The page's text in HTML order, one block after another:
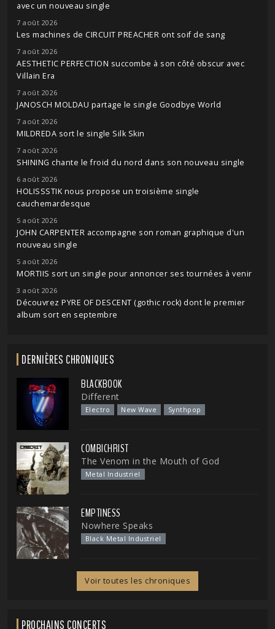
avec un nouveau single
7 août 2026
Les machines de CIRCUIT PREACHER ont soif de sang
7 août 2026
AESTHETIC PERFECTION succombe à son côté obscur avec
Villain Era
7 août 2026
JANOSCH MOLDAU partage le single Goodbye World
7 août 2026
MILDREDA sort le single Silk Skin
7 août 2026
SHINING chante le froid du nord dans son nouveau single
6 août 2026
HOLISSSTIK nous propose un troisième single
cauchemardesque
5 août 2026
JOHN CARPENTER accompagne son roman graphique d'un
nouveau single
5 août 2026
MORTIIS sort un single pour annoncer ses tournées à venir
3 août 2026
Découvrez PYRE OF DESCENT (gothic rock) dont le premier
album sort en septembre
DERNIÈRES CHRONIQUES
BLACKBOOK
Different
Electro New Wave Synthpop
COMBICHRIST
The Venom in the Mouth of God
Metal Industriel
EMPTINESS
Nowhere Speaks
Black Metal Industriel
Voir toutes les chroniques
PROCHAINS CONCERTS